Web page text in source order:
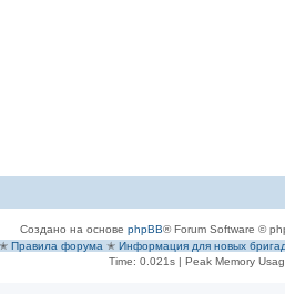
Создано на основе phpBB® Forum Software ©
✭ Правила форума ✭ Информация для новых
Time: 0.021s| Peak Memory